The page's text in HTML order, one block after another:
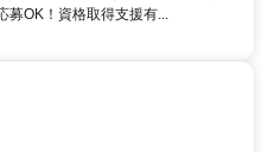
募OK！資格取得支援有...